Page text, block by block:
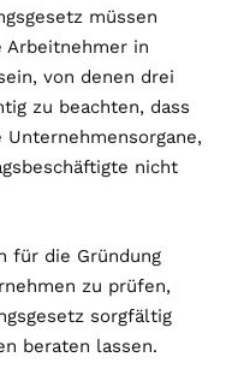
müssen
in
von denen drei
zu beachten, dass
nicht
für die Gründung
zu prüfen,
sorgfältig
beraten lassen.